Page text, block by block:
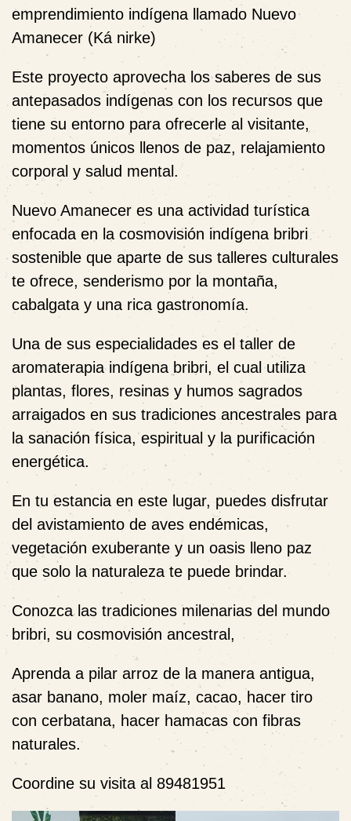
emprendimiento indígena llamado Nuevo
Amanecer (Ká nirke)
Este proyecto aprovecha los saberes de sus
antepasados indígenas con los recursos que
tiene su entorno para ofrecerle al visitante,
momentos únicos llenos de paz, relajamiento
corporal y salud mental.
Nuevo Amanecer es una actividad turística
enfocada en la cosmovisión indígena bribri
sostenible que aparte de sus talleres culturales
te ofrece, senderismo por la montaña,
cabalgata y una rica gastronomía.
Una de sus especialidades es el taller de
aromaterapia indígena bribri, el cual utiliza
plantas, flores, resinas y humos sagrados
arraigados en sus tradiciones ancestrales para
la sanación física, espiritual y la purificación
energética.
En tu estancia en este lugar, puedes disfrutar
del avistamiento de aves endémicas,
vegetación exuberante y un oasis lleno paz
que solo la naturaleza te puede brindar.
Conozca las tradiciones milenarias del mundo
bribri, su cosmovisión ancestral,
Aprenda a pilar arroz de la manera antigua,
asar banano, moler maíz, cacao, hacer tiro
con cerbatana, hacer hamacas con fibras
naturales.
Coordine su visita al 89481951